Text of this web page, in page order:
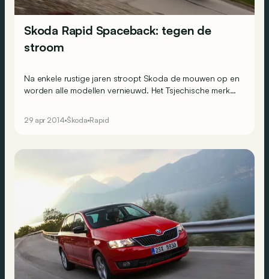
Skoda Rapid Spaceback: tegen de
stroom
Na enkele rustige jaren stroopt Skoda de mouwen op en
worden alle modellen vernieuwd. Het Tsjechische merk
tussen de Fabia en de Octavia te dichten. Na de berline
volgt nu de ‘break’ Spaceback die – in tegenstelling tot
compacte afmetingen dan van volume.
29 apr 2014 Škoda Rapid